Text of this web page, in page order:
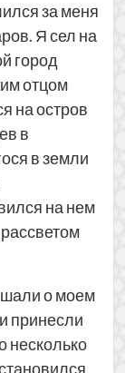
за меня
Я сел на
город
отцом
на остров
в
в земли
на нем
о моем
принесли
несколько